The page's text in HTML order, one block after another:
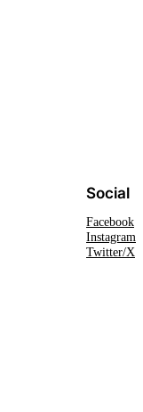
Social
Facebook
Instagram
Twitter/X